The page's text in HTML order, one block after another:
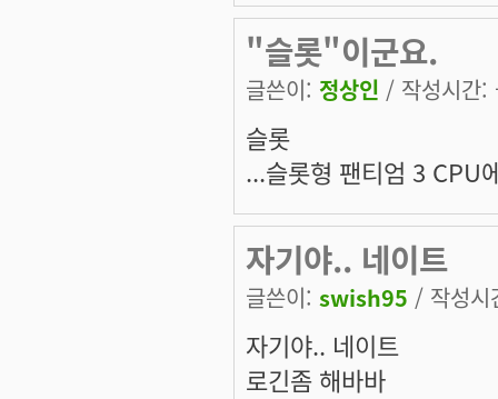
"슬롯"이군요.
글쓴이: 정상인 / 작성시간
슬롯
...슬롯형 팬티엄 3 CPU
자기야.. 네이트
글쓴이: swish95 / 작성
자기야.. 네이트
로긴좀 해바바